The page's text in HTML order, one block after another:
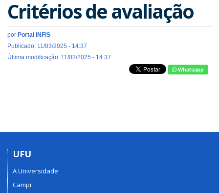
Critérios de avaliação
por Portal INFIS
Publicado: 11/03/2025 - 14:37
Última modificação: 11/03/2025 - 14:37
Whatsapp
UFU
A Universidade
Campi